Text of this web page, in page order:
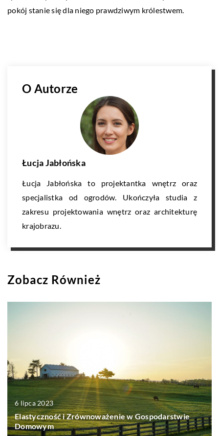
pokój stanie się dla niego prawdziwym królestwem.
O Autorze
Łucja Jabłońska
Łucja Jabłońska to projektantka wnętrz oraz
specjalistka od ogrodów. Ukończyła studia z
zakresu projektowania wnętrz oraz architekturę
krajobrazu.
Zobacz Również
6 lipca 2023
Elastyczność i Zrównoważenie w Gospodarstwie
Domowym